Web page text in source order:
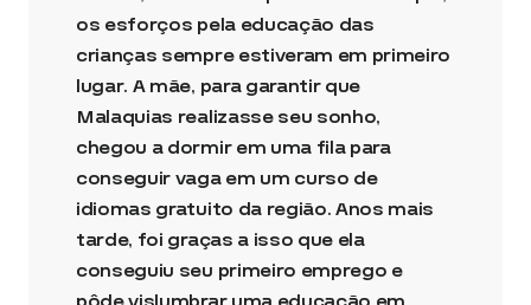
os esforços pela educação das
crianças sempre estiveram em primeiro
lugar. A mãe, para garantir que
Malaquias realizasse seu sonho,
chegou a dormir em uma fila para
conseguir vaga em um curso de
idiomas gratuito da região. Anos mais
tarde, foi graças a isso que ela
conseguiu seu primeiro emprego e